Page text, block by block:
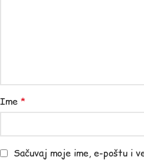
Ime *
Sačuvaj moje ime, e-poštu i